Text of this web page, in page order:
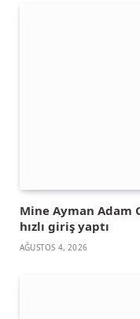
Mine Ayman Adam
hızlı giriş yaptı
AĞUSTOS 4, 2026